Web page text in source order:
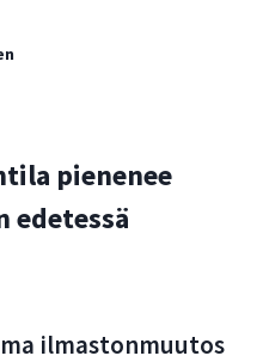
pienenee
edetessä
ilmastonmuutos